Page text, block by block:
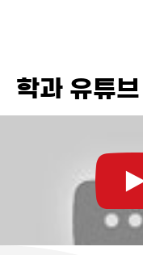
학과 유튜브